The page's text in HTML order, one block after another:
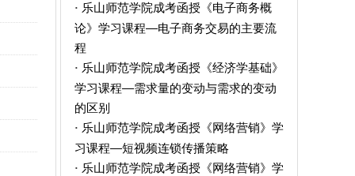
· 乐山师范学院成考函授《电子商务概
论》学习课程—电子商务交易的主要流
程
· 乐山师范学院成考函授《经济学基础》
学习课程—需求量的变动与需求的变动
的区别
· 乐山师范学院成考函授《网络营销》学
习课程—短视频连锁传播策略
· 乐山师范学院成考函授《网络营销》学